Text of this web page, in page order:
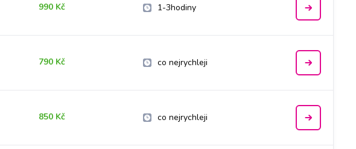
990 Kč 1-3hodiny
790 Kč co nejrychleji
850 Kč co nejrychleji